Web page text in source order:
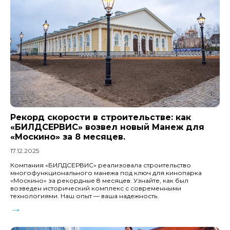
Рекорд скорости в строительстве: как
«БИЛДСЕРВИС» возвел новый Манеж для
«Москино» за 8 месяцев.
17.12.2025
Компания «БИЛДСЕРВИС» реализовала строительство
многофункционального манежа под ключ для кинопарка
«Москино» за рекордные 8 месяцев. Узнайте, как был
возведен исторический комплекс с современными
технологиями. Наш опыт — ваша надежность.
→